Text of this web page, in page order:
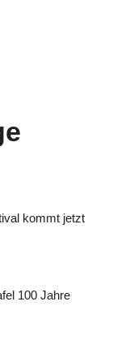
kommt jetzt
100 Jahre